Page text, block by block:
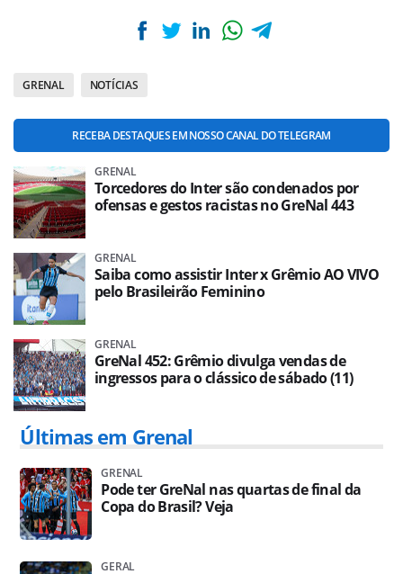
GRENAL NOTÍCIAS
RECEBA DESTAQUES EM NOSSO CANAL DO TELEGRAM
GRENAL
Torcedores do Inter são condenados por
ofensas e gestos racistas no GreNal 443
GRENAL
Saiba como assistir Inter x Grêmio AO VIVO
pelo Brasileirão Feminino
GRENAL
GreNal 452: Grêmio divulga vendas de
ingressos para o clássico de sábado (11)
Últimas em Grenal
GRENAL
Pode ter GreNal nas quartas de final da
Copa do Brasil? Veja
GERAL